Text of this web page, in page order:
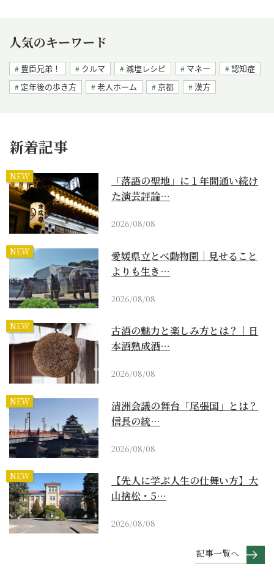
人気のキーワード
豊臣兄弟！ クルマ 減塩レシピ マネー
認知症
定年後の歩き方
老人ホーム 京都 漢方
新着記事
NEW
「落語の聖地」に１年間通い続け
た演芸評論…
2026/08/08
NEW
愛媛県立とべ動物園｜見せること
よりも生き…
2026/08/08
NEW
古酒の魅力と楽しみ方とは？｜日
本酒熟成酒…
2026/08/08
NEW
清洲会議の舞台「尾張国」とは？
信長の統…
2026/08/08
NEW
【先人に学ぶ人生の仕舞い方】大
山捨松・5…
2026/08/08
記事一覧へ